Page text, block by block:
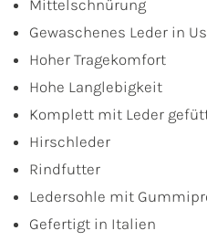
Mittelschnürung
Gewaschenes Leder in
Hoher Tragekomfort
Hohe Langlebigkeit
Komplett mit Leder
Hirschleder
Rindfutter
Ledersohle mit
Gefertigt in Italien